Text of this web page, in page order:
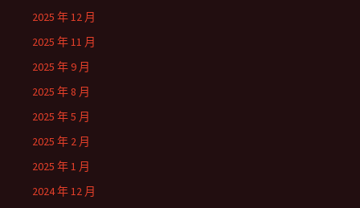
2025 年 12 月
2025 年 11 月
2025 年 9 月
2025 年 8 月
2025 年 5 月
2025 年 2 月
2025 年 1 月
2024 年 12 月